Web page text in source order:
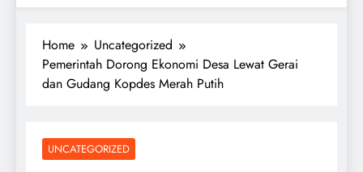
Home
Uncategorized
Pemerintah Dorong Ekonomi Desa Lewat Gerai
dan Gudang Kopdes Merah Putih
UNCATEGORIZED